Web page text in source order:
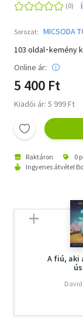
Sorozat: MICSODA
103 oldal･kemény
Online ár:
5 400 Ft
Kiadói ár: 5 999 Ft
Raktáron 0
Ingyenes átvétel
A fiú, aki